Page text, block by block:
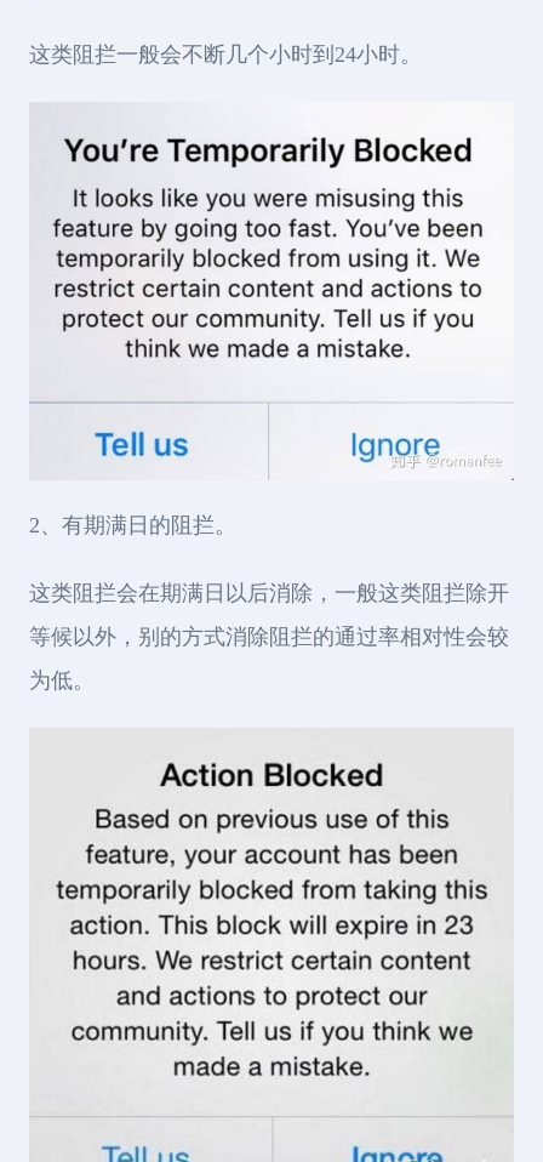
这类阻拦一般会不断几个小时到24小时。
2、有期满日的阻拦。
这类阻拦会在期满日以后消除，一般这类阻拦除开
等候以外，别的方式消除阻拦的通过率相对性会较
为低。